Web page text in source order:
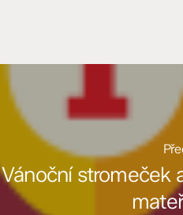
Vánoční stromeček